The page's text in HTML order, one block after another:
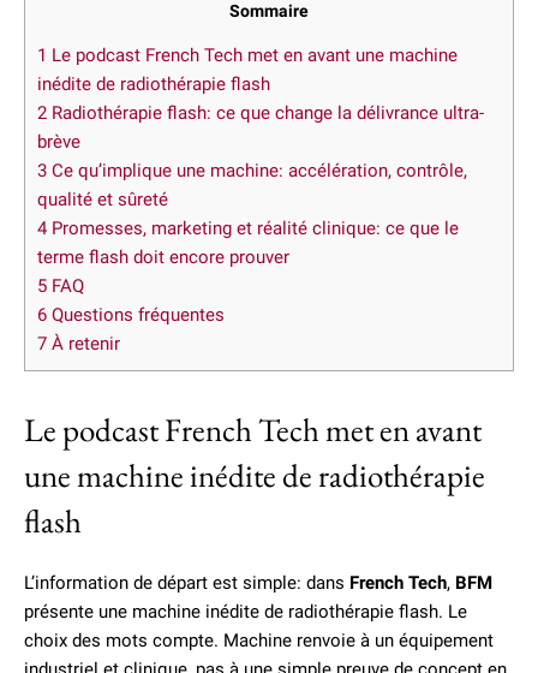
Sommaire
1 Le podcast French Tech met en avant une machine
inédite de radiothérapie flash
2 Radiothérapie flash: ce que change la délivrance ultra-
brève
3 Ce qu’implique une machine: accélération, contrôle,
qualité et sûreté
4 Promesses, marketing et réalité clinique: ce que le
terme flash doit encore prouver
5 FAQ
6 Questions fréquentes
7 À retenir
Le podcast French Tech met en avant
une machine inédite de radiothérapie
flash
L’information de départ est simple: dans French Tech, BFM
présente une machine inédite de radiothérapie flash. Le
choix des mots compte. Machine renvoie à un équipement